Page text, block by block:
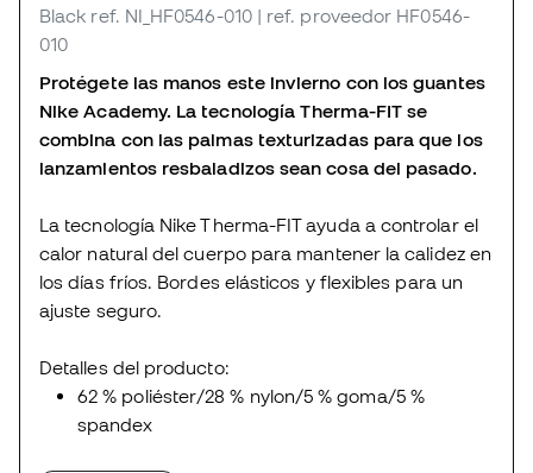
Black ref. NI_HF0546-010 | ref. proveedor HF0546-
010
Protégete las manos este invierno con los guantes
Nike Academy. La tecnología Therma-FIT se
combina con las palmas texturizadas para que los
lanzamientos resbaladizos sean cosa del pasado.
La tecnología Nike Therma-FIT ayuda a controlar el
calor natural del cuerpo para mantener la calidez en
los días fríos. Bordes elásticos y flexibles para un
ajuste seguro.
Detalles del producto:
62 % poliéster/28 % nylon/5 % goma/5 %
spandex